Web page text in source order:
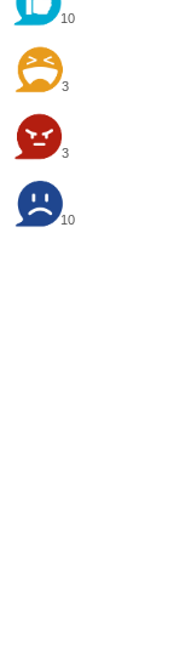
10
3
3
10